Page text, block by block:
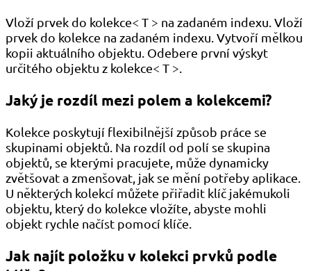
Vloží prvek do kolekce< T > na zadaném indexu. Vloží
prvek do kolekce na zadaném indexu. Vytvoří mělkou
kopii aktuálního objektu. Odebere první výskyt
určitého objektu z kolekce< T >.
Jaký je rozdíl mezi polem a kolekcemi?
Kolekce poskytují flexibilnější způsob práce se
skupinami objektů. Na rozdíl od polí se skupina
objektů, se kterými pracujete, může dynamicky
zvětšovat a zmenšovat, jak se mění potřeby aplikace.
U některých kolekcí můžete přiřadit klíč jakémukoli
objektu, který do kolekce vložíte, abyste mohli
objekt rychle načíst pomocí klíče.
Jak najít položku v kolekci prvků podle